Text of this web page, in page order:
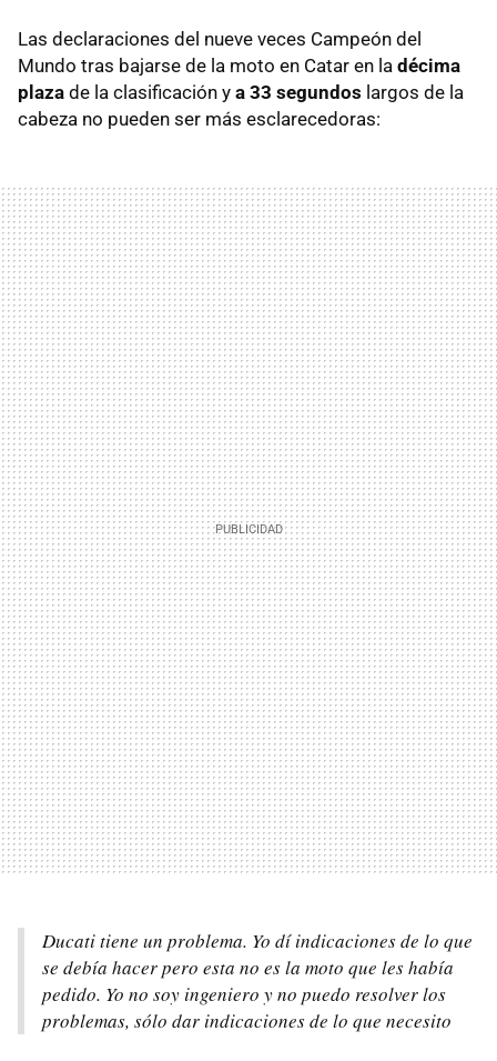
Las declaraciones del nueve veces Campeón del
Mundo tras bajarse de la moto en Catar en la décima
plaza de la clasificación y a 33 segundos largos de la
cabeza no pueden ser más esclarecedoras:
Ducati tiene un problema. Yo dí indicaciones de lo que
se debía hacer pero esta no es la moto que les había
pedido. Yo no soy ingeniero y no puedo resolver los
problemas, sólo dar indicaciones de lo que necesito